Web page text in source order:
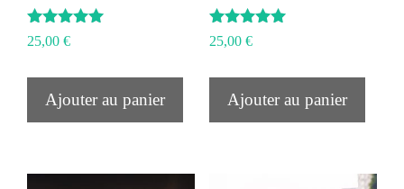
Note
5.00
25,00 €
Ajouter au panier
Note
5.00
25,00 €
Ajouter au panier